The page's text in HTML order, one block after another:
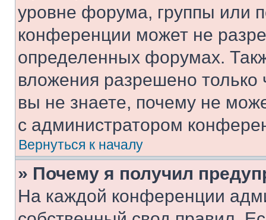
уровне форума, группы или
конференции может не
определенных форумах.
вложения разрешено
вы не знаете, почему не
с администратором
Вернуться к началу
» Почему я получил
На каждой конференции